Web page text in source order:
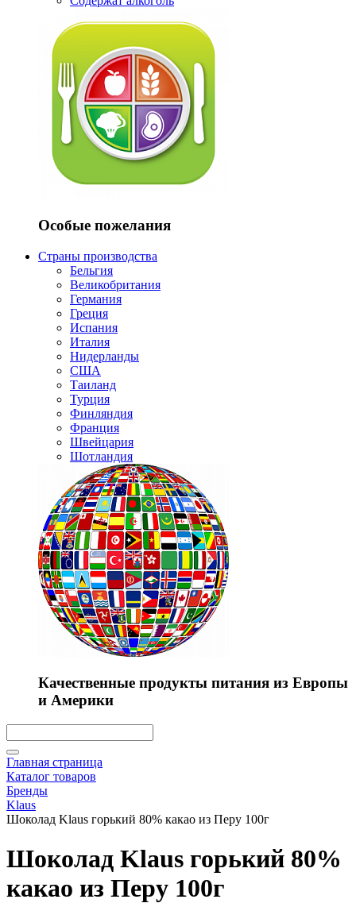
Особые пожелания
Страны производства
Бельгия
Великобритания
Германия
Греция
Испания
Италия
Нидерланды
США
Таиланд
Турция
Финляндия
Франция
Швейцария
Шотландия
Качественные продукты питания из Европы
и Америки
Главная страница
Каталог товаров
Бренды
Klaus
Шоколад Klaus горький 80% какао из Перу 100г
Шоколад Klaus горький 80%
какао из Перу 100г